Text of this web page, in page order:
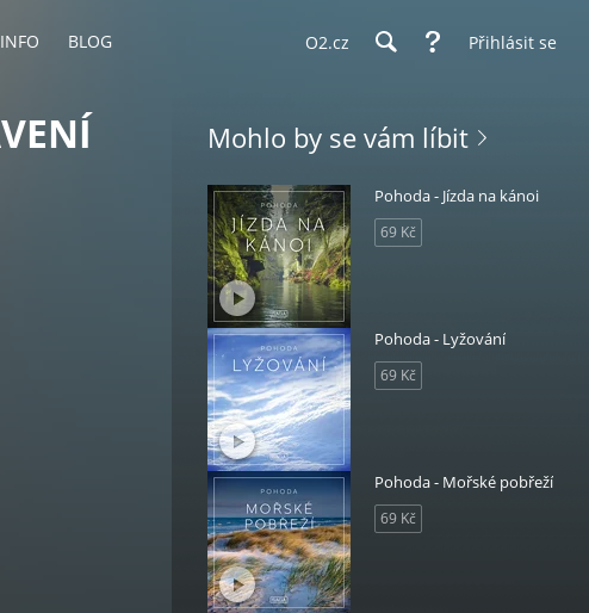
BLOG O2.cz Přihlásit se
Mohlo by se vám líbit
Pohoda - Jízda na kánoi
69 Kč
Pohoda - Lyžování
69 Kč
Pohoda - Mořské pobřeží
69 Kč